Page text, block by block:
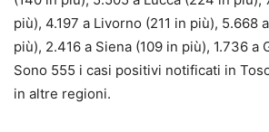
più), 4.197 a Livorno (211 in più), 5.668
più), 2.416 a Siena (109 in più), 1.736 a
Sono 555 i casi positivi notificati in
in altre regioni.